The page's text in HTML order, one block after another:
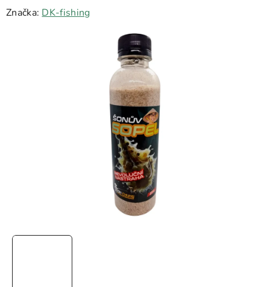
nástrahy
Značka: DK-fishing